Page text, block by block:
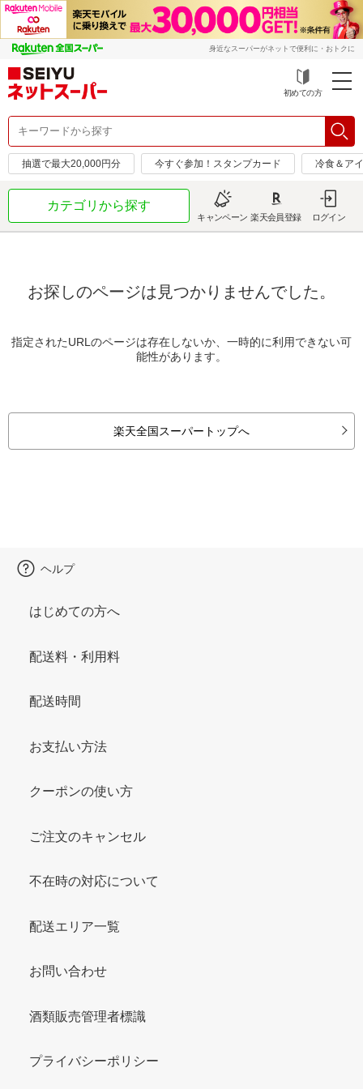
身近なスーパーがネットで便利に・おトクに
初めての方
抽選で最大20,000円分 今すぐ参加！スタンプカード 冷食＆ア
カテゴリから探す
キャンペーン 楽天会員登録 ログイン
お探しのページは見つかりませんでした。
指定されたURLのページは存在しないか、一時的に利用できない可
能性があります。
楽天全国スーパートップへ
ヘルプ
はじめての方へ
配送料・利用料
配送時間
お支払い方法
クーポンの使い方
ご注文のキャンセル
不在時の対応について
配送エリア一覧
お問い合わせ
酒類販売管理者標識
プライバシーポリシー